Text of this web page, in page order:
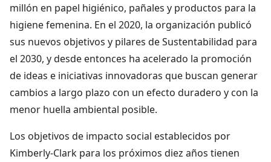
millón en papel higiénico, pañales y productos para la
higiene femenina. En el 2020, la organización publicó
sus nuevos objetivos y pilares de Sustentabilidad para
el 2030, y desde entonces ha acelerado la promoción
de ideas e iniciativas innovadoras que buscan generar
cambios a largo plazo con un efecto duradero y con la
menor huella ambiental posible.
Los objetivos de impacto social establecidos por
Kimberly-Clark para los próximos diez años tienen